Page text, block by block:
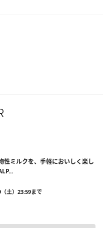
性ミルクを、手軽においしく楽し
土）23:59まで